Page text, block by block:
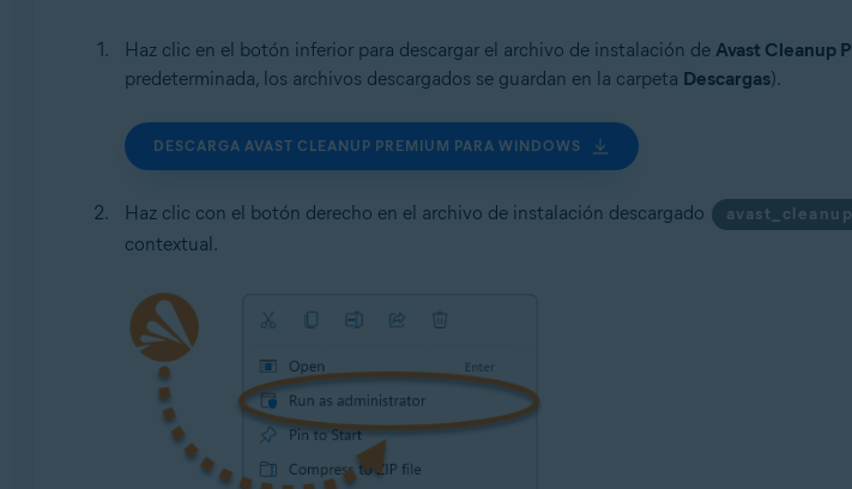
Haz clic en el botón inferior para descargar el archivo de instalación de Avast Cleanup
predeterminada, los archivos descargados se guardan en la carpeta Descargas).
DESCARGA AVAST CLEANUP PREMIUM PARA WINDOWS
Haz clic con el botón derecho en el archivo de instalación descargado
contextual.